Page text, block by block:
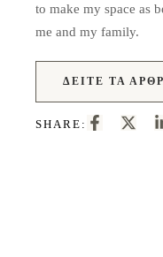
to make my space as
me and my family.
ΔΕΊΤΕ ΤΑ
SHARE: